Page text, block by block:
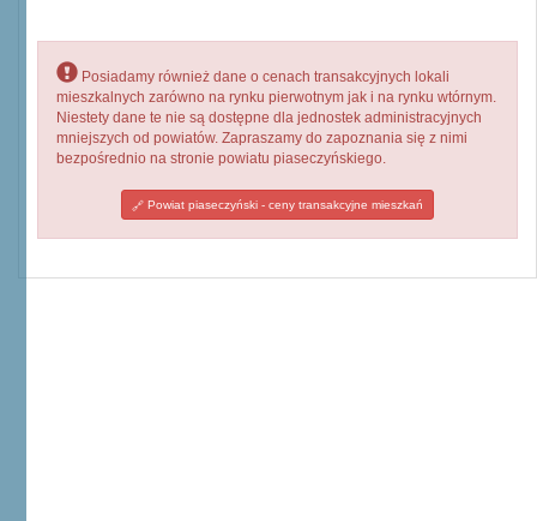
Posiadamy również dane o cenach transakcyjnych lokali
mieszkalnych zarówno na rynku pierwotnym jak i na rynku wtórnym.
Niestety dane te nie są dostępne dla jednostek administracyjnych
mniejszych od powiatów. Zapraszamy do zapoznania się z nimi
bezpośrednio na stronie powiatu piaseczyńskiego.
Powiat piaseczyński - ceny transakcyjne mieszkań